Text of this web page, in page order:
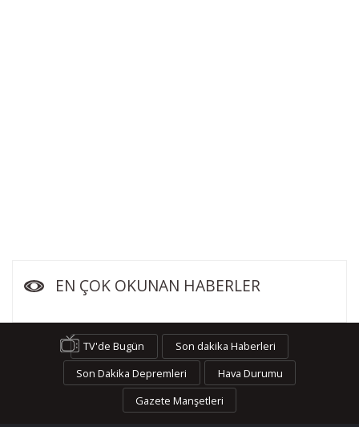
EN ÇOK OKUNAN HABERLER
TV'de Bugün
Son dakika Haberleri
Son Dakika Depremleri
Hava Durumu
Gazete Manşetleri